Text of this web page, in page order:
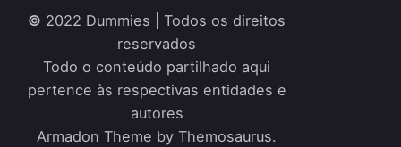
© 2022 Dummies | Todos os direitos
reservados
Todo o conteúdo partilhado aqui
pertence às respectivas entidades e
autores
Armadon Theme by Themosaurus.